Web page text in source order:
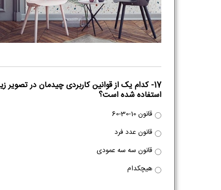
17- کدام یک از قوانین کاربردی چیدمان در تصویر
استفاده شده است؟
قانون 10-30-60
قانون عدد فرد
قانون سه سه عمودی
هیچکدام